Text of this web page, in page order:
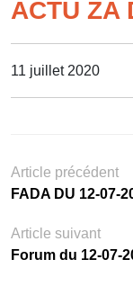
ACTU ZA
11 juillet 2020
Article précédent
FADA DU 12-07-
Article suivant
Forum du 12-07-